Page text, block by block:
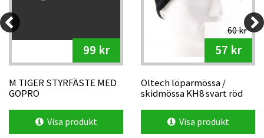
99 kr
M TIGER STYRFÄSTE MED
GOPRO
Visa produkt
60 kr
57 kr
Oltech löparmössa /
skidmössa KH8 svart röd
Visa produkt